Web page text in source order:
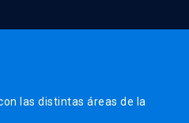
las distintas áreas de la